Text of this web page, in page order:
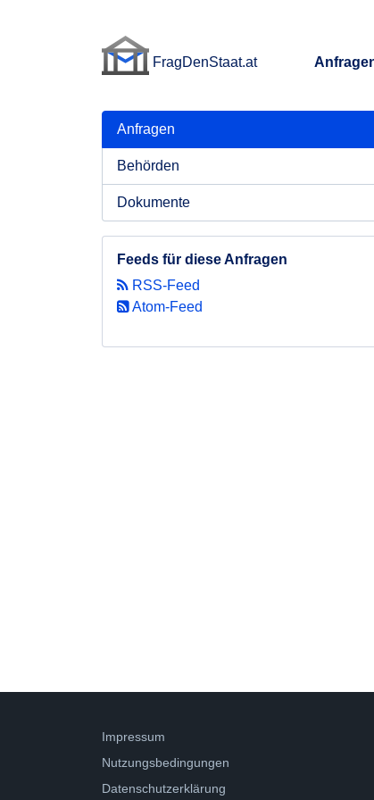
FragDenStaat.at
Anfragen
Behörden
Dokumente
Feeds für diese Anfragen
RSS-Feed
Atom-Feed
Impressum
Nutzungsbedingungen
Datenschutzerklärung